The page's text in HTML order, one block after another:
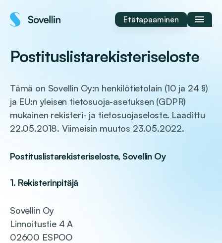
sisältöön
Etätapaaminen
Postituslistarekisteriseloste
Tämä on Sovellin Oy:n henkilötietolain (10 ja 24 §)
ja EU:n yleisen tietosuoja-asetuksen (GDPR)
mukainen rekisteri- ja tietosuojaseloste. Laadittu
22.05.2018. Viimeisin muutos 23.05.2022.
Postituslistarekisteriseloste, Sovellin Oy
1. Rekisterinpitäjä
Sovellin Oy
Linnoitustie 4 A
02600 ESPOO